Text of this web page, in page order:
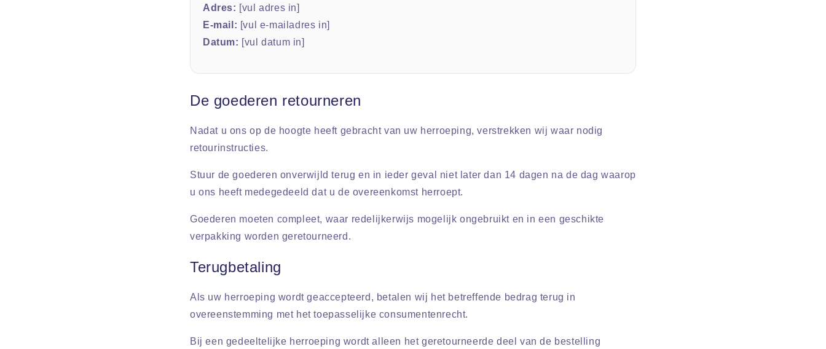
Adres: [vul adres in]
E-mail: [vul e-mailadres in]
Datum: [vul datum in]
De goederen retourneren
Nadat u ons op de hoogte heeft gebracht van uw herroeping, verstrekken wij waar nodig
retourinstructies.
Stuur de goederen onverwijld terug en in ieder geval niet later dan 14 dagen na de dag waarop
u ons heeft medegedeeld dat u de overeenkomst herroept.
Goederen moeten compleet, waar redelijkerwijs mogelijk ongebruikt en in een geschikte
verpakking worden geretourneerd.
Terugbetaling
Als uw herroeping wordt geaccepteerd, betalen wij het betreffende bedrag terug in
overeenstemming met het toepasselijke consumentenrecht.
Bij een gedeeltelijke herroeping wordt alleen het geretourneerde deel van de bestelling